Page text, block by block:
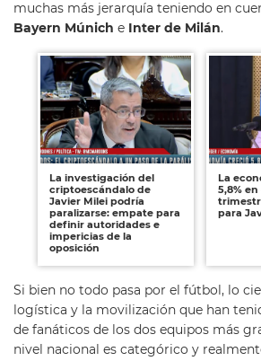
muchas más jerarquía teniendo en
Bayern Múnich e Inter de Milán.
La investigación del
criptoescándalo de
Javier Milei podría
paralizarse: empate para
definir autoridades e
impericias de la
oposición
La
5,8%
para
Si bien no todo pasa por el fútbol, lo
logística y la movilización que han
de fanáticos de los dos equipos más
nivel nacional es categórico y